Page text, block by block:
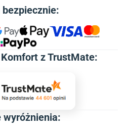
bezpiecznie:
z TrustMate:
wyróżnienia: